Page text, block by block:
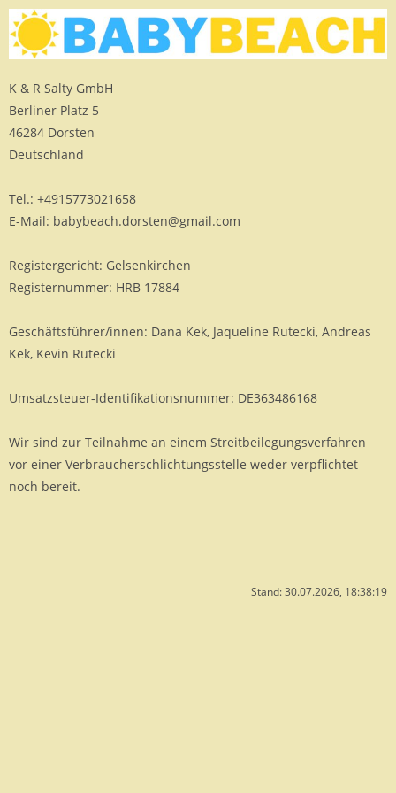
K & R Salty GmbH
Berliner Platz 5
46284 Dorsten
Deutschland
Tel.: +4915773021658
E-Mail: babybeach.dorsten@gmail.com
Registergericht: Gelsenkirchen
Registernummer: HRB 17884
Geschäftsführer/innen: Dana Kek, Jaqueline Rutecki, Andreas
Kek, Kevin Rutecki
Umsatzsteuer-Identifikationsnummer: DE363486168
Wir sind zur Teilnahme an einem Streitbeilegungsverfahren
vor einer Verbraucherschlichtungsstelle weder verpflichtet
noch bereit.
Stand: 30.07.2026, 18:38:19